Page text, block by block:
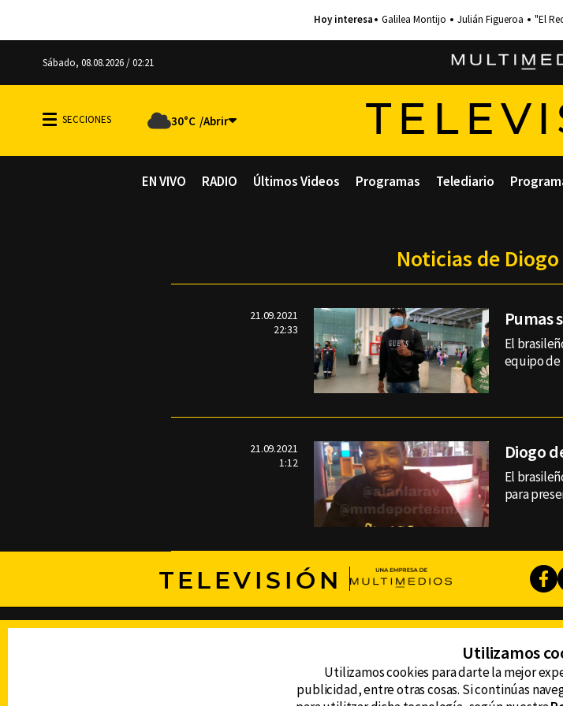
Galilea Montijo Julián Figueroa "El
Sábado, 08.08.2026 / 02:21
30°C
EN VIVO RADIO Últimos Videos Programas Telediario
Noticias de
21.09.2021
22:33
Pumas
El
equipo de
21.09.2021
1:12
Diogo
El
para
TELEVISIÓN
cualquier medio electrónico o magnético.
Utilizamos
Utilizamos cookies para darte la mejor
publicidad, entre otras cosas. Si continúas